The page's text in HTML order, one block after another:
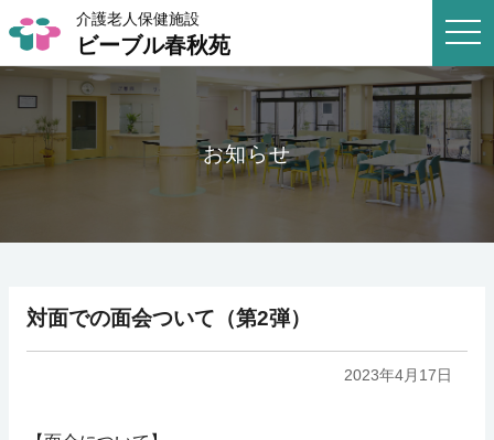
介護老人保健施設
ビーブル春秋苑
お知らせ
対面での面会ついて（第2弾）
2023年4月17日